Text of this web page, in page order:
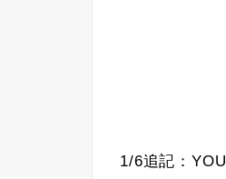
1/6追記：